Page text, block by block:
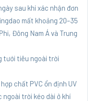
sau khi xác nhận đơn
mất khoảng 20–35
Đông Nam Á và Trung
tưới tiêu ngoài trời
chất PVC ổn định UV
trời kéo dài ở khí